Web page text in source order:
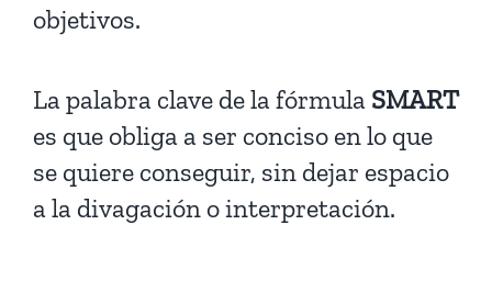
objetivos.
La palabra clave de la fórmula SMART
es que obliga a ser conciso en lo que
se quiere conseguir, sin dejar espacio
a la divagación o interpretación.